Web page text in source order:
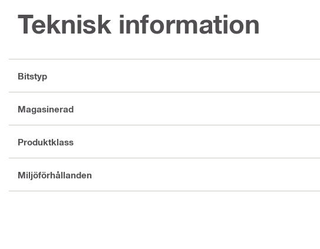
Teknisk information
Bitstyp
Magasinerad
Produktklass
Miljöförhållanden